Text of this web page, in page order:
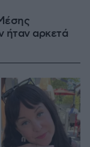
ήταν αρκετά